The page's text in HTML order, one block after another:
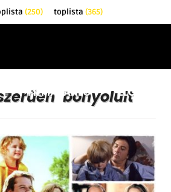
(250) toplista (365)
FILMAJÁNLÓ ELŐZETESEK
bonyolult